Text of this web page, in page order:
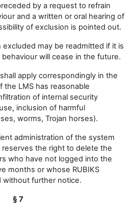
by a request to refrain
and a written or oral hearing of
of exclusion is pointed out.
may be readmitted if it is
will cease in the future.
apply correspondingly in the
LMS has reasonable
of internal security
inclusion of harmful
worms, Trojan horses).
administration of the system
the right to delete the
who have not logged into the
months or whose RUBIKS
without further notice.
§ 7